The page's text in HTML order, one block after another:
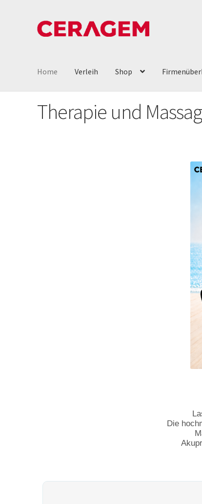
Home Verleih Shop
Therapie und
Die